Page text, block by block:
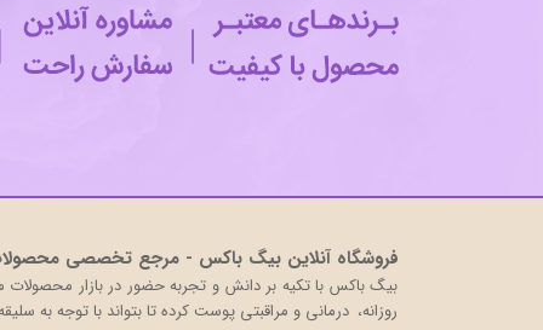
فروشگاه آنلاین بیگ باکس - مرجع تخصصی
روزانه، درمانی و مراقبتی پوست کرده تا بتواند با توجه به